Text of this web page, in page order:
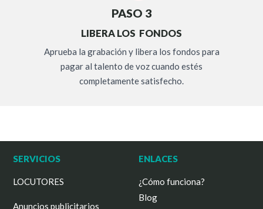
PASO 3
LIBERA LOS FONDOS
Aprueba la grabación y libera los fondos para
pagar al talento de voz cuando estés
completamente satisfecho.
SERVICIOS
LOCUTORES
Anuncios publicitarios
ENLACES
¿Cómo funciona?
Blog